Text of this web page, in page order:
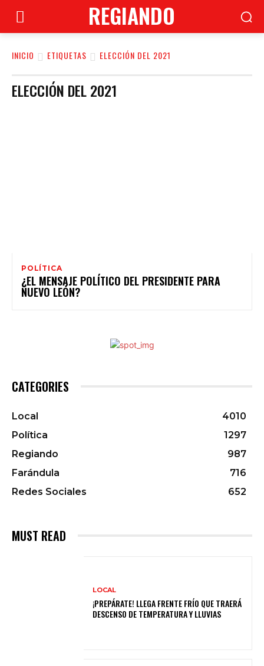
REGIANDO
INICIO ETIQUETAS ELECCIÓN DEL 2021
ELECCIÓN DEL 2021
POLÍTICA
¿EL MENSAJE POLÍTICO DEL PRESIDENTE PARA
NUEVO LEÓN?
CATEGORIES
Local
4010
Política
1297
Regiando
987
Farándula
716
Redes Sociales
652
MUST READ
LOCAL
¡PREPÁRATE! LLEGA FRENTE FRÍO QUE TRAERÁ
DESCENSO DE TEMPERATURA Y LLUVIAS